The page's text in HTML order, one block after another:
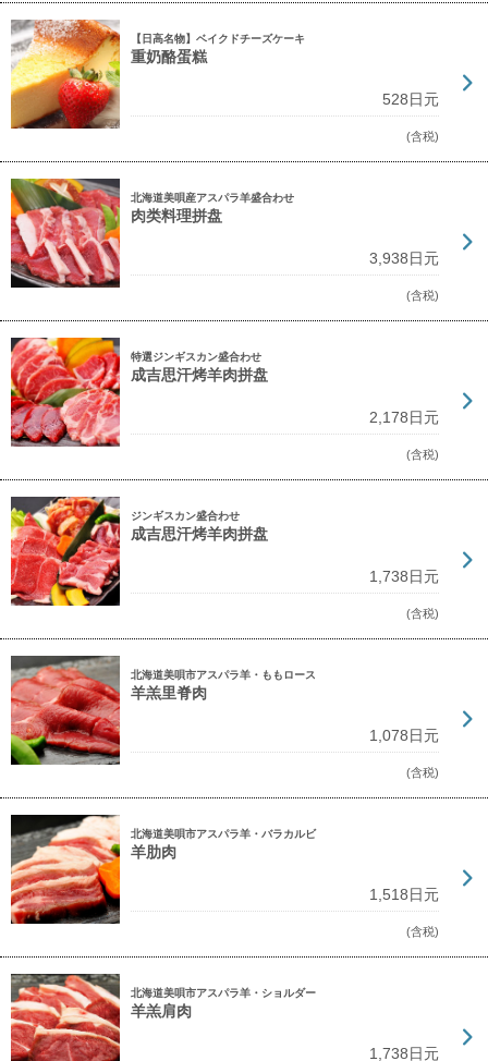
【日高名物】ベイクドチーズケーキ
重奶酪蛋糕
528日元
(含税)
北海道美唄産アスパラ羊盛合わせ
肉类料理拼盘
3,938日元
(含税)
特選ジンギスカン盛合わせ
成吉思汗烤羊肉拼盘
2,178日元
(含税)
ジンギスカン盛合わせ
成吉思汗烤羊肉拼盘
1,738日元
(含税)
北海道美唄市アスパラ羊・ももロース
羊羔里脊肉
1,078日元
(含税)
北海道美唄市アスパラ羊・バラカルビ
羊肋肉
1,518日元
(含税)
北海道美唄市アスパラ羊・ショルダー
羊羔肩肉
1,738日元